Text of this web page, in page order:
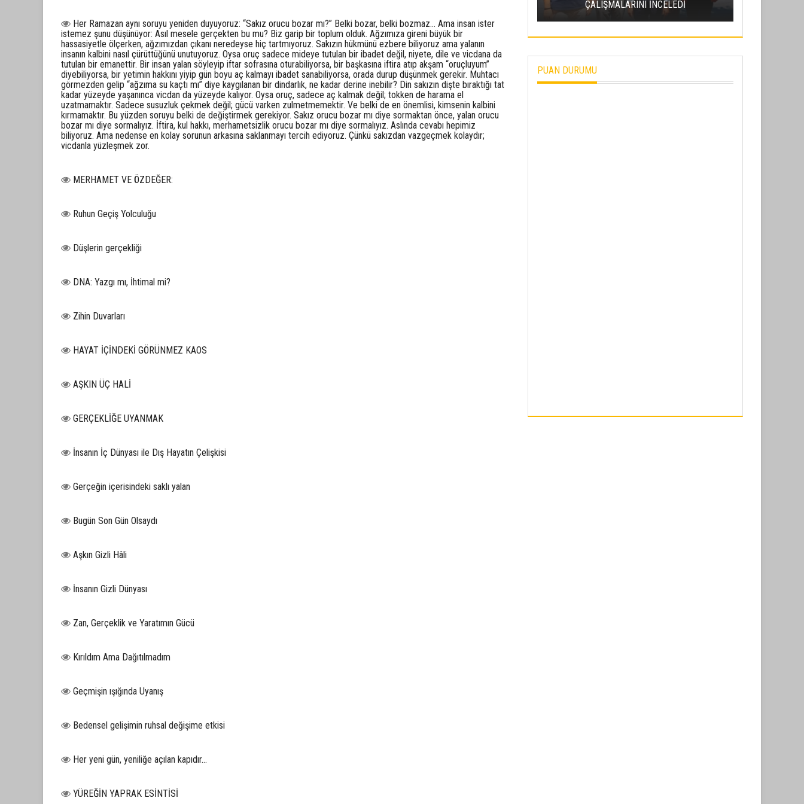
Her Ramazan aynı soruyu yeniden duyuyoruz: “Sakız orucu bozar mı?” Belki bozar, belki bozmaz… Ama insan ister
istemez şunu düşünüyor: Asıl mesele gerçekten bu mu? Biz garip bir toplum olduk. Ağzımıza gireni büyük bir
hassasiyetle ölçerken, ağzımızdan çıkanı neredeyse hiç tartmıyoruz. Sakızın hükmünü ezbere biliyoruz ama yalanın
insanın kalbini nasıl çürüttüğünü unutuyoruz. Oysa oruç sadece mideye tutulan bir ibadet değil, niyete, dile ve vicdana da
tutulan bir emanettir. Bir insan yalan söyleyip iftar sofrasına oturabiliyorsa, bir başkasına iftira atıp akşam “oruçluyum”
diyebiliyorsa, bir yetimin hakkını yiyip gün boyu aç kalmayı ibadet sanabiliyorsa, orada durup düşünmek gerekir. Muhtacı
görmezden gelip “ağzıma su kaçtı mı” diye kaygılanan bir dindarlık, ne kadar derine inebilir? Din sakızın dişte bıraktığı tat
kadar yüzeyde yaşanınca vicdan da yüzeyde kalıyor. Oysa oruç, sadece aç kalmak değil; tokken de harama el
uzatmamaktır. Sadece susuzluk çekmek değil; gücü varken zulmetmemektir. Ve belki de en önemlisi, kimsenin kalbini
kırmamaktır. Bu yüzden soruyu belki de değiştirmek gerekiyor. Sakız orucu bozar mı diye sormaktan önce, yalan orucu
bozar mı diye sormalıyız. İftira, kul hakkı, merhametsizlik orucu bozar mı diye sormalıyız. Aslında cevabı hepimiz
biliyoruz. Ama nedense en kolay sorunun arkasına saklanmayı tercih ediyoruz. Çünkü sakızdan vazgeçmek kolaydır;
vicdanla yüzleşmek zor.
MERHAMET VE ÖZDEĞER:
Ruhun Geçiş Yolculuğu
Düşlerin gerçekliği
DNA: Yazgı mı, İhtimal mi?
Zihin Duvarları
HAYAT İÇİNDEKİ GÖRÜNMEZ KAOS
AŞKIN ÜÇ HALİ
GERÇEKLİĞE UYANMAK
İnsanın İç Dünyası ile Dış Hayatın Çelişkisi
Gerçeğin içerisindeki saklı yalan
Bugün Son Gün Olsaydı
Aşkın Gizli Hâli
İnsanın Gizli Dünyası
Zan, Gerçeklik ve Yaratımın Gücü
Kırıldım Ama Dağıtılmadım
Geçmişin ışığında Uyanış
Bedensel gelişimin ruhsal değişime etkisi
Her yeni gün, yeniliğe açılan kapıdır...
YÜREĞİN YAPRAK ESİNTİSİ
ÇALIŞMALARINI İNCELEDİ
PUAN DURUMU